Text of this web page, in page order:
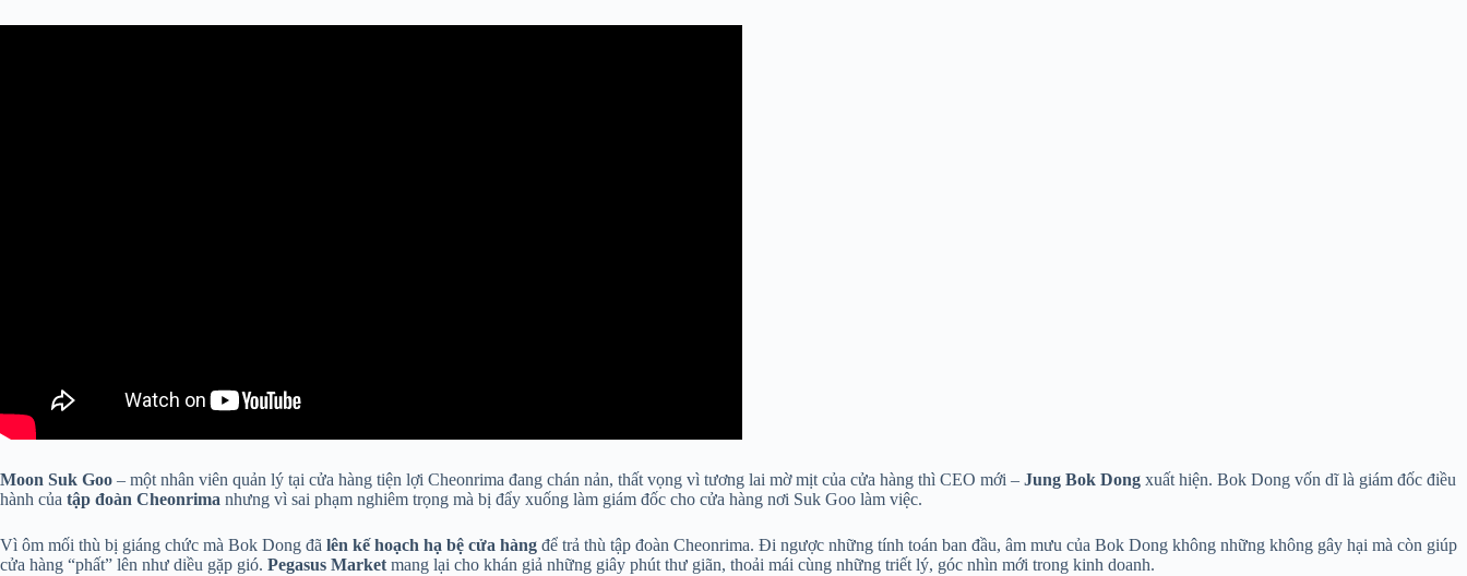
Moon Suk Goo – một nhân viên quản lý tại cửa hàng tiện lợi Cheonrima đang chán nản, thất vọng vì tương lai mờ mịt của cửa hàng thì CEO mới – Jung Bok Dong xuất hiện. Bok Dong vốn dĩ là giám đốc điều
hành của tập đoàn Cheonrima nhưng vì sai phạm nghiêm trọng mà bị đẩy xuống làm giám đốc cho cửa hàng nơi Suk Goo làm việc.
Vì ôm mối thù bị giáng chức mà Bok Dong đã lên kế hoạch hạ bệ cửa hàng để trả thù tập đoàn Cheonrima. Đi ngược những tính toán ban đầu, âm mưu của Bok Dong không những không gây hại mà còn giúp
cửa hàng “phất” lên như diều gặp gió. Pegasus Market mang lại cho khán giả những giây phút thư giãn, thoải mái cùng những triết lý, góc nhìn mới trong kinh doanh.